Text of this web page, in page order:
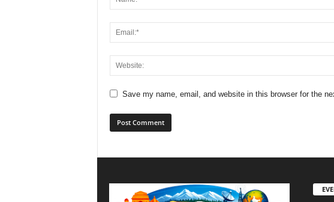
Save my name, email, and website in this browser for the